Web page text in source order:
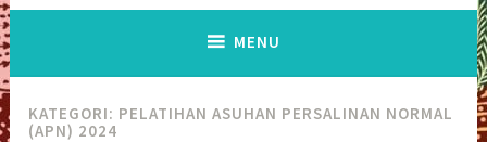
MENU
KATEGORI: PELATIHAN ASUHAN PERSALINAN NORMAL
(APN) 2024